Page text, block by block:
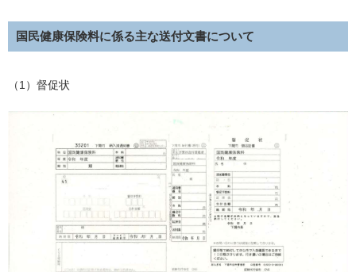
国民健康保険料に係る主な送付文書について
（1）督促状